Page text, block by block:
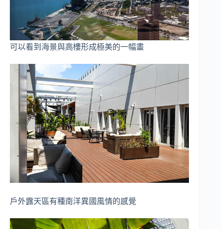
可以看到海景與高樓形成極美的一幅畫
戶外露天區有種南洋異國風情的感覺